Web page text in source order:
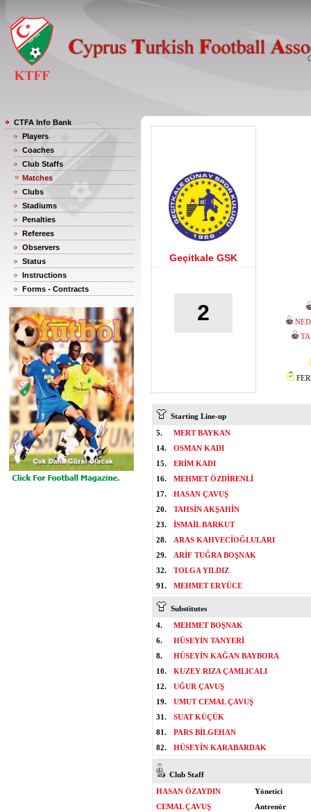
CTFA Info Bank
Players
Coaches
Club Staffs
Matches
Clubs
Stadiums
Penalties
Referees
Observers
Status
Instructions
Forms - Contracts
Geçitkale GSK
2
Starting Line-up
5.
MERT BAYKAN
14.
OSMAN KADI
15.
ERİM KADI
16.
MEHMET ÖZDİRENLİ
17.
HASAN ÇAVUŞ
20.
TAHSİN AKŞAHİN
23.
İSMAİL BARKUT
28.
ARAS KAHVECİOĞLULARI
29.
ARİF TUĞRA BOŞNAK
32.
TOLGA YILDIZ
91.
MEHMET ERYÜCE
Substitutes
4.
MEHMET BOŞNAK
6.
HÜSEYİN TANYERİ
8.
HÜSEYİN KAĞAN BAYBORA
10.
KUZEY RIZA ÇAMLICALI
12.
UĞUR ÇAVUŞ
19.
UMUT CEMAL ÇAVUŞ
31.
SUAT KÜÇÜK
81.
PARS BİLGEHAN
82.
HÜSEYİN KARABARDAK
Club Staff
HASAN ÖZAYDIN
Yönetici
CEMAL ÇAVUŞ
Antrenör